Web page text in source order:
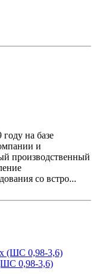
на базе
и
производственный
со встро...
0,98-3,6)